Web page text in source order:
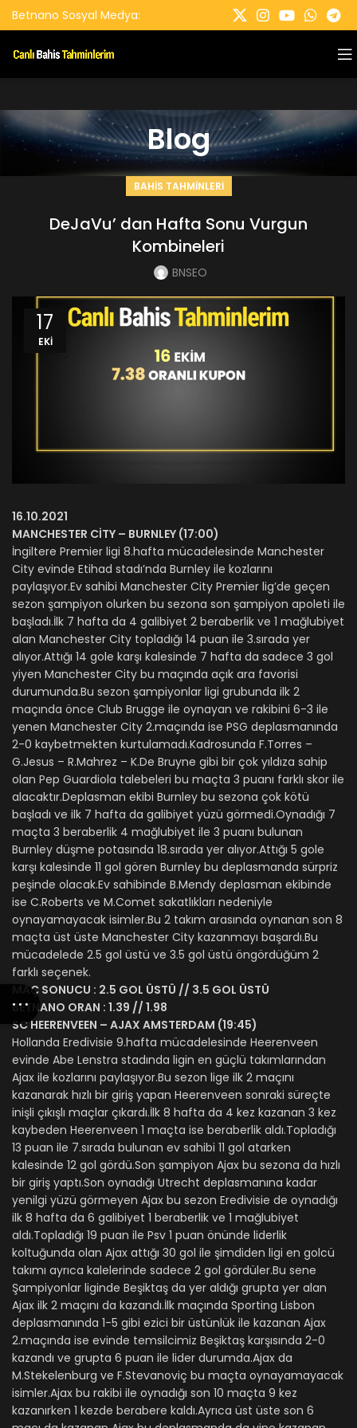
Betnano Sosyal Medya:
Blog
BAHIS TAHMINLERI
DeJaVu’ dan Hafta Sonu Vurgun
Kombineleri
BNSEO
17
EKI
16.10.2021
MANCHESTER CİTY – BURNLEY (17:00)
İngiltere Premier ligi 8.hafta mücadelesinde Manchester
City evinde Etihad stadı’nda Burnley ile kozlarını
paylaşıyor.Ev sahibi Manchester City Premier lig’de geçen
sezon şampiyon olurken bu sezona son şampiyon apoleti ile
başladı.İlk 7 hafta da 4 galibiyet 2 beraberlik ve 1 mağlubiyet
alan Manchester City topladığı 14 puan ile 3.sırada yer
alıyor.Attığı 14 gole karşı kalesinde 7 hafta da sadece 3 gol
yiyen Manchester City bu maçında açık ara favorisi
durumunda.Bu sezon şampiyonlar ligi grubunda ilk 2
maçında önce Club Brugge ile oynayan ve rakibini 6-3 ile
yenen Manchester City 2.maçında ise PSG deplasmanında
2-0 kaybetmekten kurtulamadı.Kadrosunda F.Torres –
G.Jesus – R.Mahrez – K.De Bruyne gibi bir çok yıldıza sahip
olan Pep Guardiola talebeleri bu maçta 3 puanı farklı skor ile
alacaktır.Deplasman ekibi Burnley bu sezona çok kötü
başladı ve ilk 7 hafta da galibiyet yüzü görmedi.Oynadığı 7
maçta 3 beraberlik 4 mağlubiyet ile 3 puanı bulunan
Burnley düşme potasında 18.sırada yer alıyor.Attığı 5 gole
karşı kalesinde 11 gol gören Burnley bu deplasmanda sürpriz
peşinde olacak.Ev sahibinde B.Mendy deplasman ekibinde
ise C.Roberts ve M.Comet sakatlıkları nedeniyle
oynayamayacak isimler.Bu 2 takım arasında oynanan son 8
maçta üst üste Manchester City kazanmayı başardı.Bu
mücadelede 2.5 gol üstü ve 3.5 gol üstü öngördüğüm 2
farklı seçenek.
MAÇ SONUCU : 2.5 GOL ÜSTÜ // 3.5 GOL ÜSTÜ
BETNANO ORAN : 1.39 // 1.98
SC HEERENVEEN – AJAX AMSTERDAM (19:45)
Hollanda Eredivisie 9.hafta mücadelesinde Heerenveen
evinde Abe Lenstra stadında ligin en güçlü takımlarından
Ajax ile kozlarını paylaşıyor.Bu sezon lige ilk 2 maçını
kazanarak hızlı bir giriş yapan Heerenveen sonraki süreçte
inişli çıkışlı maçlar çıkardı.İlk 8 hafta da 4 kez kazanan 3 kez
kaybeden Heerenveen 1 maçta ise beraberlik aldı.Topladığı
13 puan ile 7.sırada bulunan ev sahibi 11 gol atarken
kalesinde 12 gol gördü.Son şampiyon Ajax bu sezona da hızlı
bir giriş yaptı.Son oynadığı Utrecht deplasmanına kadar
yenilgi yüzü görmeyen Ajax bu sezon Eredivisie de oynadığı
ilk 8 hafta da 6 galibiyet 1 beraberlik ve 1 mağlubiyet
aldı.Topladığı 19 puan ile Psv 1 puan önünde liderlik
koltuğunda olan Ajax attığı 30 gol ile şimdiden ligi en golcü
takımı ayrıca kalelerinde sadece 2 gol gördüler.Bu sene
Şampiyonlar liginde Beşiktaş da yer aldığı grupta yer alan
Ajax ilk 2 maçını da kazandı.İlk maçında Sporting Lisbon
deplasmanında 1-5 gibi ezici bir üstünlük ile kazanan Ajax
2.maçında ise evinde temsilcimiz Beşiktaş karşısında 2-0
kazandı ve grupta 6 puan ile lider durumda.Ajax da
M.Stekelenburg ve F.Stevanoviç bu maçta oynayamayacak
isimler.Ajax bu rakibi ile oynadığı son 10 maçta 9 kez
kazanırken 1 kezde berabere kaldı.Ayrıca üst üste son 6